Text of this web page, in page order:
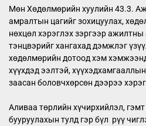
Мөн Хөдөлмөрийн хуулийн 43.3.
амралтын цагийг зохицуулах,
нөхцөл хэрэглэх зэргээр
тэнцвэрийг хангахад дэмжлэг
хөдөлмөрийн дотоод хэм
хүүхдэд ээлтэй,
заасан боловчхөрсөн дээрээ
Аливаа төрлийн хүчирхийлэл,
бууруулахын тулд гэр бүл рүү